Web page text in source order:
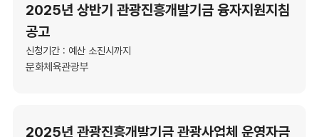
2025년 상반기 관광진흥개발기금 융자지원지침
공고
신청기간 : 예산 소진시까지
문화체육관광부
2025년 관광진흥개발기금 관광사업체 운영자금